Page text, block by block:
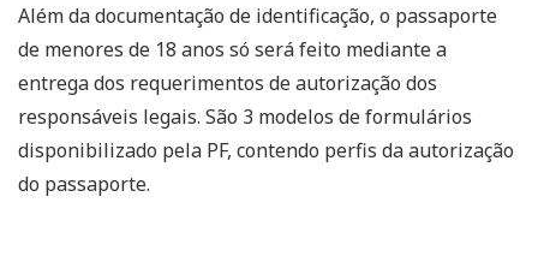
Além da documentação de identificação, o passaporte
de menores de 18 anos só será feito mediante a
entrega dos requerimentos de autorização dos
responsáveis legais. São 3 modelos de formulários
disponibilizado pela PF, contendo perfis da autorização
do passaporte.